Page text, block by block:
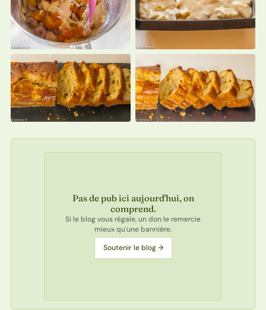
Pas de pub ici aujourd'hui, on
comprend.
Si le blog vous régale, un don le remercie
mieux qu'une bannière.
Soutenir le blog →